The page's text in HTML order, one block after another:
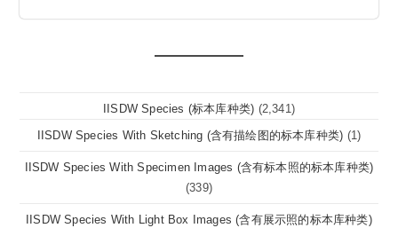
IISDW Species (标本库种类) (2,341)
IISDW Species With Sketching (含有描绘图的标本库种类) (1)
IISDW Species With Specimen Images (含有标本照的标本库种类)
(339)
IISDW Species With Light Box Images (含有展示照的标本库种类)